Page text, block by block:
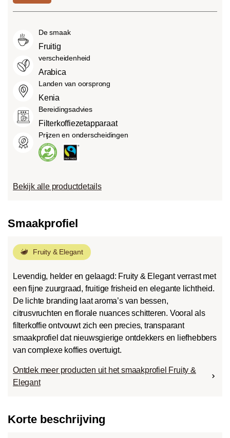
laag bitterheidsniveau.
light roasts, met een evenwichtige
smaak en volle body.
Dark roast (French-/Italian):
Chocoladezoete body met uitgesproken
geroosterde smaken en bitterheid met
een lage zuurgraad.
soort boon, de hoogte van de teelt, de
herkomst en vooral het brandproces.
De smaak
Fruitig
verscheidenheid
Arabica
Landen van oorsprong
Kenia
Bereidingsadvies
Filterkoffiezetapparaat
Prijzen en onderscheidingen
Bekijk alle productdetails
Smaakprofiel
Fruity & Elegant
Levendig, helder en gelaagd: Fruity & Elegant verrast met
een fijne zuurgraad, fruitige frisheid en elegante lichtheid.
De lichte branding laat aroma’s van bessen,
citrusvruchten en florale nuances schitteren. Vooral als
filterkoffie ontvouwt zich een precies, transparant
smaakprofiel dat nieuwsgierige ontdekkers en liefhebbers
van complexe koffies overtuigt.
Ontdek meer producten uit het smaakprofiel Fruity &
Elegant
Korte beschrijving